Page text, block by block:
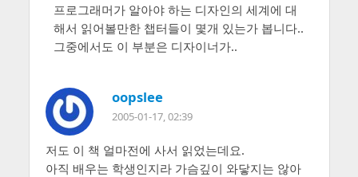
프로그래머가 알아야 하는 디자인의 세계에 대
해서 읽어볼만한 챕터들이 몇개 있는가 봅니다..
그중에서도 이 부분은 디자이너가..
oopslee
2005-01-17, 02:39
저도 이 책 얼마전에 사서 읽었는데요.
아직 배우는 학생인지라 가슴깊이 와닿지는 않아